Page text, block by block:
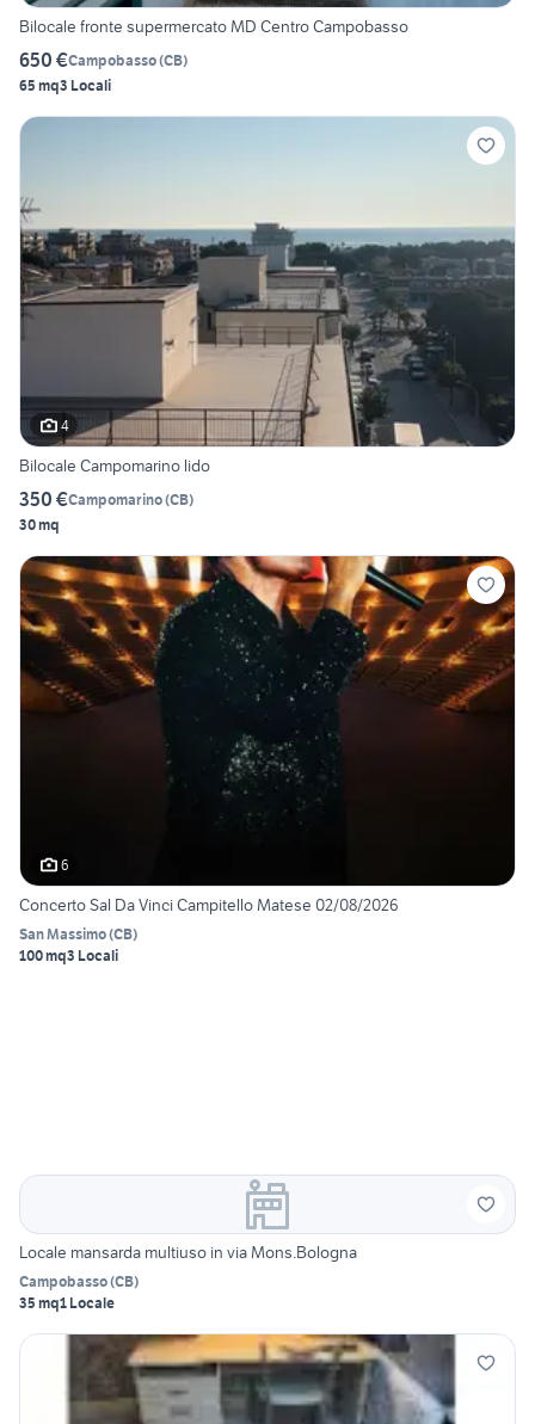
Bilocale fronte supermercato MD Centro Campobasso
650 €Campobasso(CB)
65 mq3 Locali
4
Bilocale Campomarino lido
350 €Campomarino(CB)
30 mq
6
Concerto Sal Da Vinci Campitello Matese 02/08/2026
San Massimo(CB)
100 mq3 Locali
Locale mansarda multiuso in via Mons.Bologna
Campobasso(CB)
35 mq1 Locale